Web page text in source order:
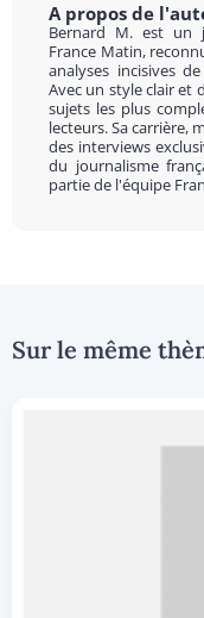
A propos de
Bernard M. est un
France Matin,
analyses incisives
Avec un style clair et
sujets les plus
lecteurs. Sa carrière,
des interviews
du journalisme
partie de l'équipe
Sur le même